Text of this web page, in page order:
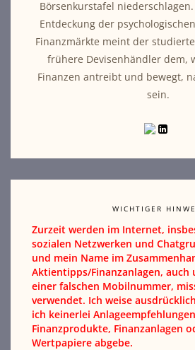
Börsenkurstafel
Entdeckung der
Finanzmärkte meint der
frühere Devisenhändler dem,
Finanzen antreibt und bewegt,
sein.
WICHTIGER
Zurzeit werden im Internet,
sozialen Netzwerken und
und mein Name im
Aktientipps/Finanzanlagen, auch
einer falschen Mobilnummer,
verwendet. Ich weise
ich keinerlei
Finanzprodukte, Finanzanlagen
Wertpapiere abgebe.